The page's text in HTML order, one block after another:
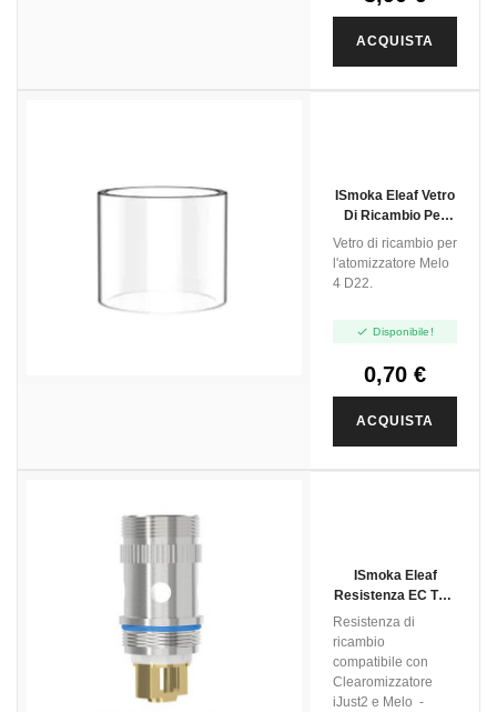
ACQUISTA
ISmoka Eleaf Vetro
Di Ricambio Per
Melo 4 D22 - 2ml -
1pz
Vetro di ricambio per
l'atomizzatore Melo
4 D22.
 Disponibile!
0,70 €
ACQUISTA
ISmoka Eleaf
Resistenza EC TC -
Pacco 5pz
Resistenza di
ricambio
compatibile con
Clearomizzatore
iJust2 e Melo -